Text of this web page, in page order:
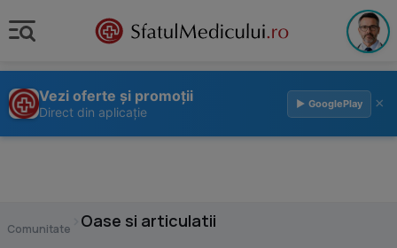
Vezi oferte și promoții
Direct din aplicație
▶ GooglePlay ×
Comunitate Oase si articulatii